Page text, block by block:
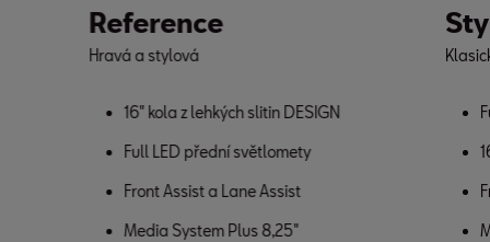
Reference
Hravá a stylová
16" kola z lehkých slitin DESIGN
Full LED přední světlomety
Front Assist a Lane Assist
Media System Plus 8,25"